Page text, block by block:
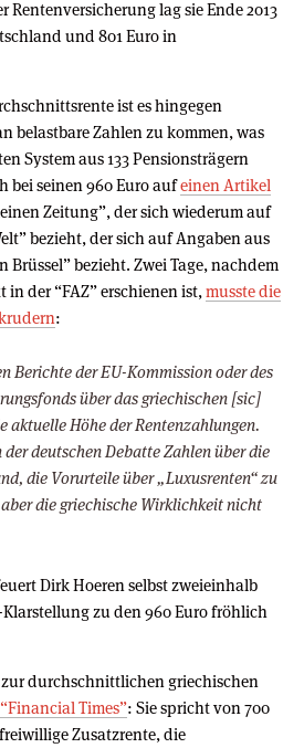
Rentenversicherung lag sie Ende 2013
und 801 Euro in
ist es hingegen
belastbare Zahlen zu kommen, was
System aus 133 Pensionsträgern
bei seinen 960 Euro aufeinen Artikel
Zeitung”, der sich wiederum auf
bezieht, der sich auf Angaben aus
Brüssel” bezieht. Zwei Tage, nachdem
der “FAZ” erschienen ist, musste die
:
Berichte der EU-Kommission oder des
über das griechischen [sic]
aktuelle Höhe der Rentenzahlungen.
deutschen Debatte Zahlen über die
die Vorurteile über „Luxusrenten“ zu
die griechische Wirklichkeit nicht
Dirk Hoeren selbst zweieinhalb
zu den 960 Euro fröhlich
durchschnittlichen griechischen
Times”: Sie spricht von 700
Zusatzrente, die